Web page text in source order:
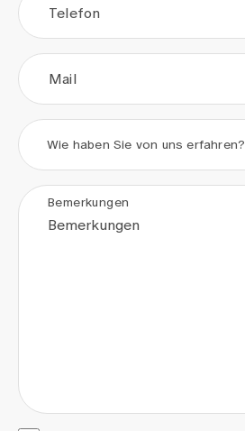
Telefon
Mail
Wie haben Sie von uns erfahren?
Bemerkungen